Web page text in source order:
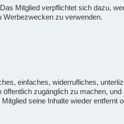
Mitglied verpflichtet sich dazu,
Werbezwecken zu verwenden.
einfaches, widerrufliches,
zugänglich zu machen, und
seine Inhalte wieder entfernt